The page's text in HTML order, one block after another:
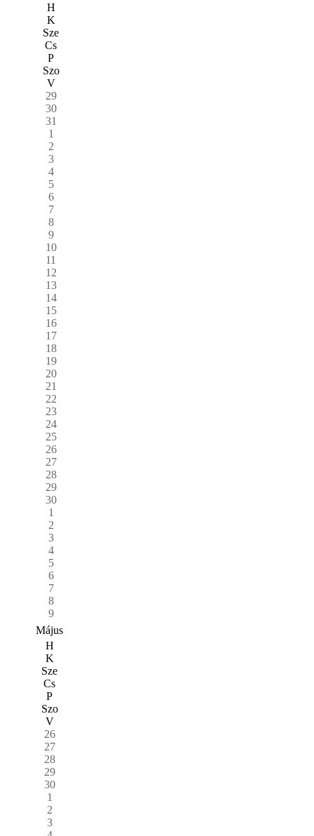
H
K
Sze
Cs
P
Szo
V
29
30
31
1
2
3
4
5
6
7
8
9
10
11
12
13
14
15
16
17
18
19
20
21
22
23
24
25
26
27
28
29
30
1
2
3
4
5
6
7
8
9
Május
H
K
Sze
Cs
P
Szo
V
26
27
28
29
30
1
2
3